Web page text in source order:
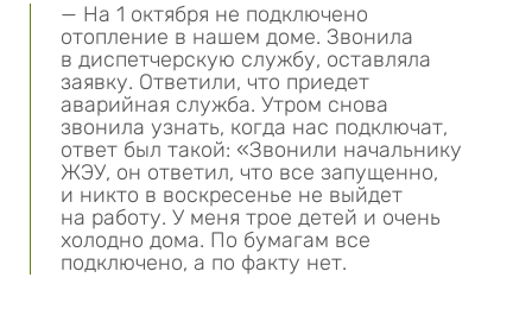
— На 1 октября не подключено
отопление в нашем доме. Звонила
в диспетчерскую службу, оставляла
заявку. Ответили, что приедет
аварийная служба. Утром снова
звонила узнать, когда нас подключат,
ответ был такой: «Звонили начальнику
ЖЭУ, он ответил, что все запущенно,
и никто в воскресенье не выйдет
на работу. У меня трое детей и очень
холодно дома. По бумагам все
подключено, а по факту нет.